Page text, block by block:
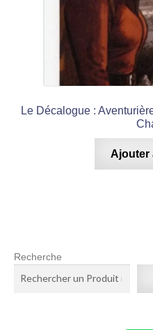
Le Décalogue :
Ajouter
Recherche